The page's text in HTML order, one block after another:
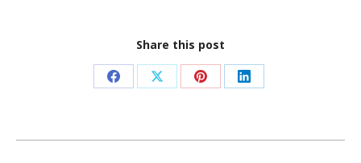
Share this post
Share
Facebook
Share
X
Share
Pinterest
Share
LinkedIn